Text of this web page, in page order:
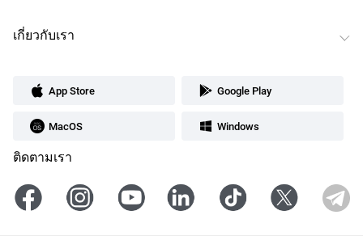
เกี่ยวกับเรา
App Store Google Play
MacOS Windows
ติดตามเรา